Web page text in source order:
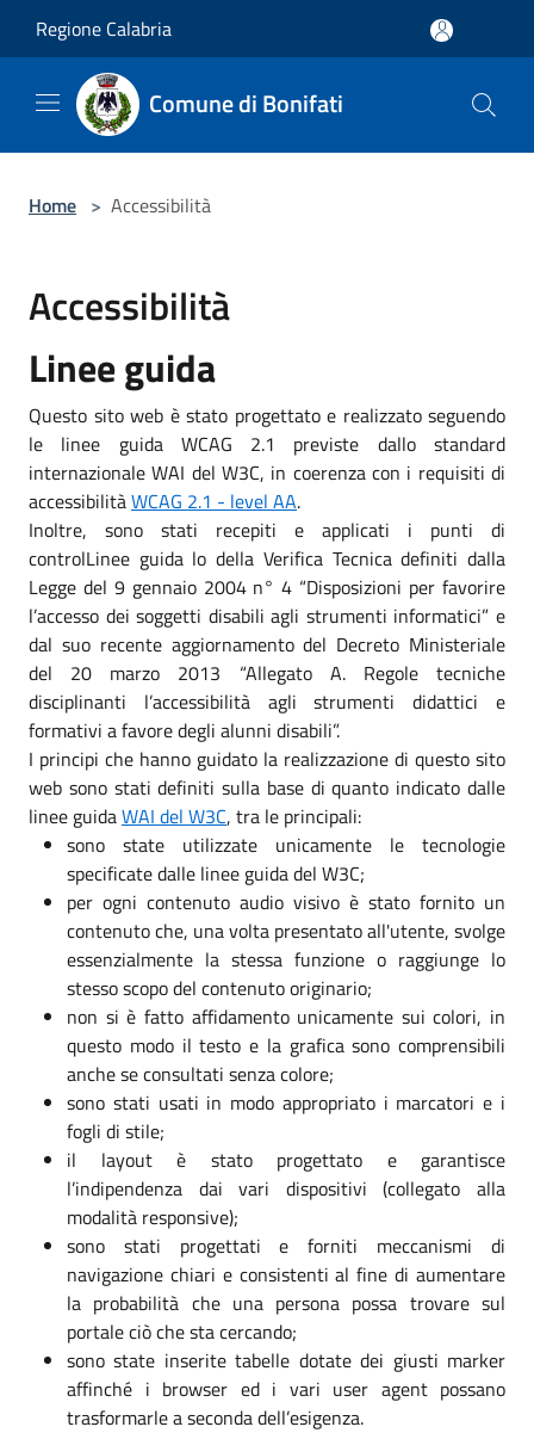
Regione Calabria
Comune di Bonifati
Home > Accessibilità
Accessibilità
Linee guida
Questo sito web è stato progettato e realizzato seguendo
le linee guida WCAG 2.1 previste dallo standard
internazionale WAI del W3C, in coerenza con i requisiti di
accessibilitàWCAG 2.1 - level AA.
Inoltre, sono stati recepiti e applicati i punti di
controlLinee guida lo della Verifica Tecnica definiti dalla
Legge del 9 gennaio 2004 n° 4 “Disposizioni per favorire
l’accesso dei soggetti disabili agli strumenti informatici” e
dal suo recente aggiornamento del Decreto Ministeriale
del 20 marzo 2013 “Allegato A. Regole tecniche
disciplinanti l’accessibilità agli strumenti didattici e
formativi a favore degli alunni disabili”.
I principi che hanno guidato la realizzazione di questo sito
web sono stati definiti sulla base di quanto indicato dalle
linee guidaWAI del W3C, tra le principali:
sono state utilizzate unicamente le tecnologie
specificate dalle linee guida del W3C;
per ogni contenuto audio visivo è stato fornito un
contenuto che, una volta presentato all'utente, svolge
essenzialmente la stessa funzione o raggiunge lo
stesso scopo del contenuto originario;
non si è fatto affidamento unicamente sui colori, in
questo modo il testo e la grafica sono comprensibili
anche se consultati senza colore;
sono stati usati in modo appropriato i marcatori e i
fogli di stile;
il layout è stato progettato e garantisce
l’indipendenza dai vari dispositivi (collegato alla
modalità responsive);
sono stati progettati e forniti meccanismi di
navigazione chiari e consistenti al fine di aumentare
la probabilità che una persona possa trovare sul
portale ciò che sta cercando;
sono state inserite tabelle dotate dei giusti marker
affinché i browser ed i vari user agent possano
trasformarle a seconda dell’esigenza.